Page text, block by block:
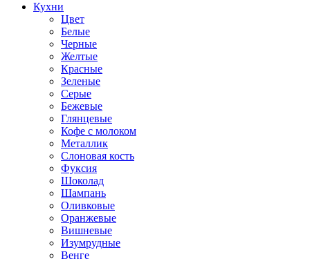
Кухни
Цвет
Белые
Черные
Желтые
Красные
Зеленые
Серые
Бежевые
Глянцевые
Кофе с молоком
Металлик
Слоновая кость
Фуксия
Шоколад
Шампань
Оливковые
Оранжевые
Вишневые
Изумрудные
Венге